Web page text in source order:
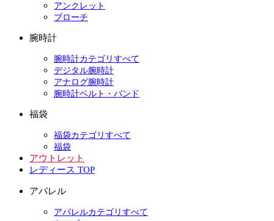
アンクレット
ブローチ
腕時計
腕時計カテゴリすべて
デジタル腕時計
アナログ腕時計
腕時計ベルト・バンド
福袋
福袋カテゴリすべて
福袋
アウトレット
レディース TOP
アパレル
アパレルカテゴリすべて